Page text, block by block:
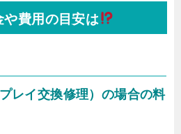
費用の目安は
レイ交換修理）の場合の料